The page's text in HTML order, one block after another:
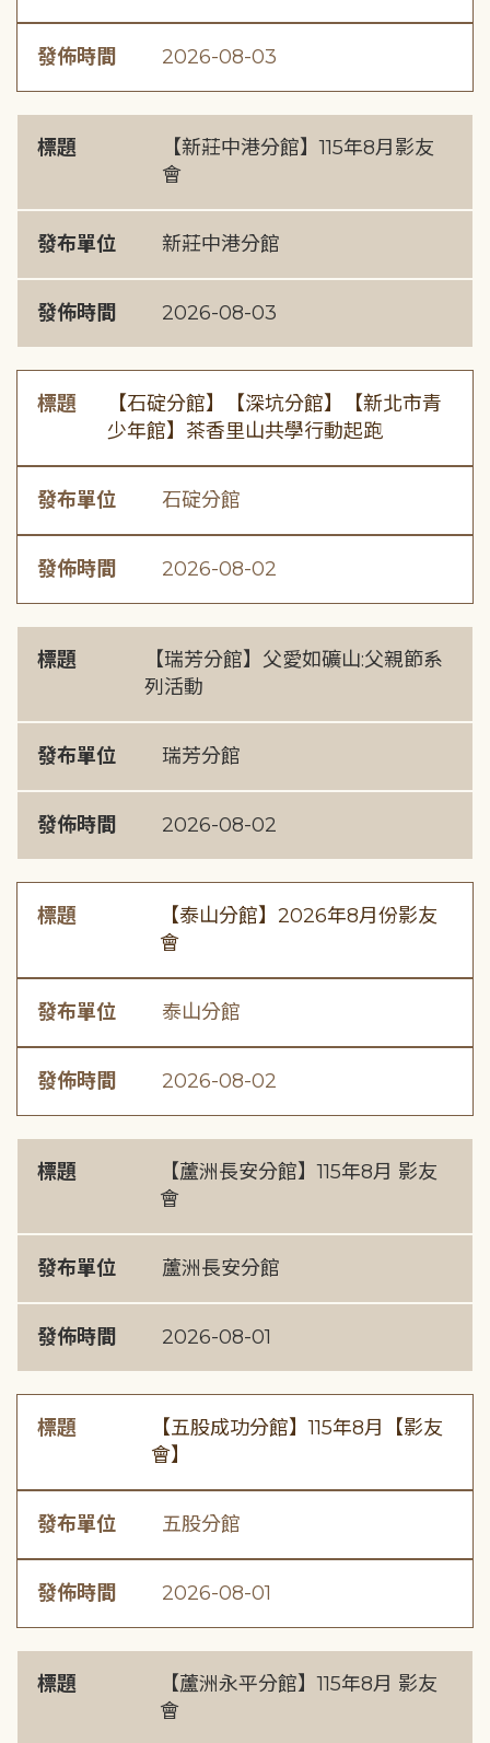
發佈時間 2026-08-03
標題
【新莊中港分館】115年8月影友
會
發布單位 新莊中港分館
發佈時間 2026-08-03
標題
【石碇分館】【深坑分館】【新北市青
少年館】茶香里山共學行動起跑
發布單位 石碇分館
發佈時間 2026-08-02
標題
【瑞芳分館】父愛如礦山:父親節系
列活動
發布單位 瑞芳分館
發佈時間 2026-08-02
標題
【泰山分館】2026年8月份影友
會
發布單位 泰山分館
發佈時間 2026-08-02
標題
【蘆洲長安分館】115年8月 影友
會
發布單位 蘆洲長安分館
發佈時間 2026-08-01
標題
【五股成功分館】115年8月【影友
會】
發布單位 五股分館
發佈時間 2026-08-01
標題
【蘆洲永平分館】115年8月 影友
會